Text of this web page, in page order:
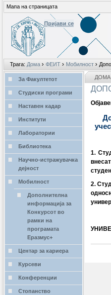
Лични
алати
Пријави се
Трага: Дома › ФЕИТ › Мобилност ›
Мапа на страницата
делови
ДОМА
1.
2.
NAVIGATION
За Факултетот
Студиски програми
Наставен кадар
Институти
Лаборатории
Библиотека
Научно-истражувачка
дејност
Мобилност
Дополнителна
информација за
Конкурсот во
рамки на
програмата
Еразмус+
Центар за кариера
Курсеви
Конференции
Стопанство